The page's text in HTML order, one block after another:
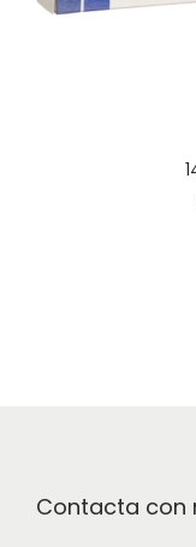
Contacta con